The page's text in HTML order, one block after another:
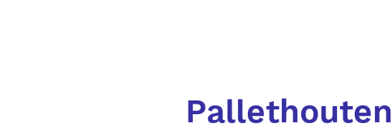
Pallethouten